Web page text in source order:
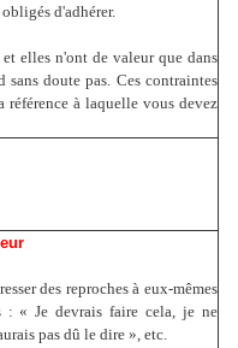
d'adhérer.
et elles n'ont de valeur que dans
doute pas. Ces contraintes
à laquelle vous devez
des reproches à eux-mêmes
: « Je devrais faire cela, je ne
pas dû le dire », etc.